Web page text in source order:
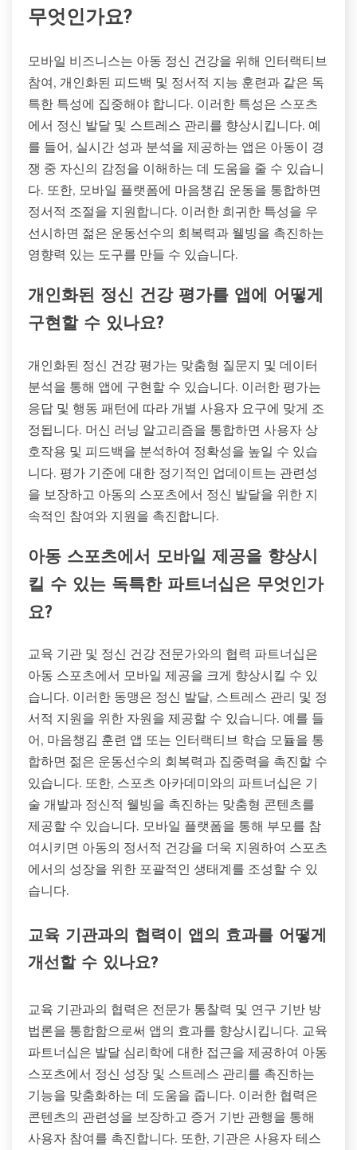
무엇인가요?
모바일 비즈니스는 아동 정신 건강을 위해 인터랙티브
참여, 개인화된 피드백 및 정서적 지능 훈련과 같은 독
특한 특성에 집중해야 합니다. 이러한 특성은 스포츠
에서 정신 발달 및 스트레스 관리를 향상시킵니다. 예
를 들어, 실시간 성과 분석을 제공하는 앱은 아동이 경
쟁 중 자신의 감정을 이해하는 데 도움을 줄 수 있습니
다. 또한, 모바일 플랫폼에 마음챙김 운동을 통합하면
정서적 조절을 지원합니다. 이러한 희귀한 특성을 우
선시하면 젊은 운동선수의 회복력과 웰빙을 촉진하는
영향력 있는 도구를 만들 수 있습니다.
개인화된 정신 건강 평가를 앱에 어떻게
구현할 수 있나요?
개인화된 정신 건강 평가는 맞춤형 질문지 및 데이터
분석을 통해 앱에 구현할 수 있습니다. 이러한 평가는
응답 및 행동 패턴에 따라 개별 사용자 요구에 맞게 조
정됩니다. 머신 러닝 알고리즘을 통합하면 사용자 상
호작용 및 피드백을 분석하여 정확성을 높일 수 있습
니다. 평가 기준에 대한 정기적인 업데이트는 관련성
을 보장하고 아동의 스포츠에서 정신 발달을 위한 지
속적인 참여와 지원을 촉진합니다.
아동 스포츠에서 모바일 제공을 향상시
킬 수 있는 독특한 파트너십은 무엇인가
요?
교육 기관 및 정신 건강 전문가와의 협력 파트너십은
아동 스포츠에서 모바일 제공을 크게 향상시킬 수 있
습니다. 이러한 동맹은 정신 발달, 스트레스 관리 및 정
서적 지원을 위한 자원을 제공할 수 있습니다. 예를 들
어, 마음챙김 훈련 앱 또는 인터랙티브 학습 모듈을 통
합하면 젊은 운동선수의 회복력과 집중력을 촉진할 수
있습니다. 또한, 스포츠 아카데미와의 파트너십은 기
술 개발과 정신적 웰빙을 촉진하는 맞춤형 콘텐츠를
제공할 수 있습니다. 모바일 플랫폼을 통해 부모를 참
여시키면 아동의 정서적 건강을 더욱 지원하여 스포츠
에서의 성장을 위한 포괄적인 생태계를 조성할 수 있
습니다.
교육 기관과의 협력이 앱의 효과를 어떻게
개선할 수 있나요?
교육 기관과의 협력은 전문가 통찰력 및 연구 기반 방
법론을 통합함으로써 앱의 효과를 향상시킵니다. 교육
파트너십은 발달 심리학에 대한 접근을 제공하여 아동
스포츠에서 정신 성장 및 스트레스 관리를 촉진하는
기능을 맞춤화하는 데 도움을 줍니다. 이러한 협력은
콘텐츠의 관련성을 보장하고 증거 기반 관행을 통해
사용자 참여를 촉진합니다. 또한, 기관은 사용자 테스